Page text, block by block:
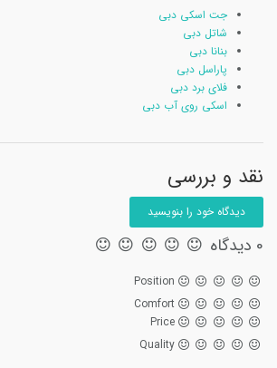
جت اسکی دبی
شاتل دبی
بنانا دبی
پاراسل دبی
فلای برد دبی
اسکی روی آب دبی
نقد و بررسی
دیدگاه خود را بنویسید
0 دیدگاه
Position
Comfort
Price
Quality